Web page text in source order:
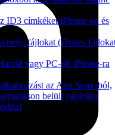
ID3 címkéket iPhone-on és
helyi fájlokat (iTunes
vagy PC-ről iPhone-ra
az App Store-ból,
belüli vásárlást